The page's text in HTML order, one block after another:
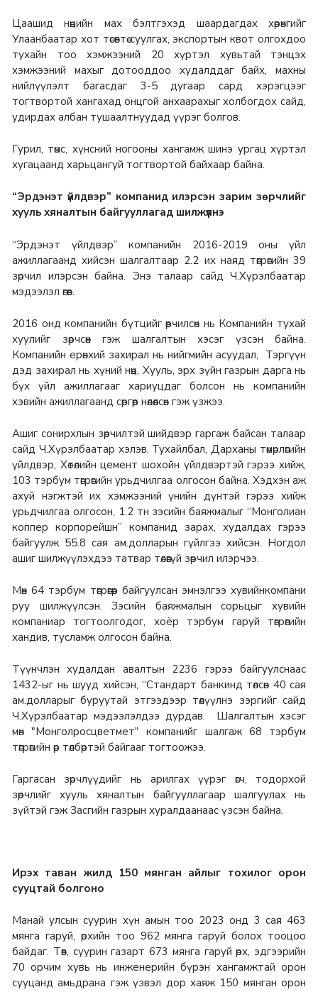
Цаашид нөөцийн мах бэлтгэхэд шаардагдах хөрөнгийг
Улаанбаатар хот төсөвтөө суулгах, экспортын квот олгохдоо
тухайн тоо хэмжээний 20 хүртэл хувьтай тэнцэх
хэмжээний махыг дотооддоо худалддаг байх, махны
нийлүүлэлт багасдаг 3-5 дугаар сард хэрэгцээг
тогтвортой хангахад онцгой анхаарахыг холбогдох сайд,
удирдах албан тушаалтнуудад үүрэг болгов.
Гурил, төмс, хүнсний ногооны хангамж шинэ ургац хүртэл
хугацаанд харьцангуй тогтвортой байхаар байна.
“Эрдэнэт үйлдвэр” компанид илэрсэн зарим зөрчлийг
хууль хяналтын байгууллагад шилжүүлнэ
“Эрдэнэт үйлдвэр” компанийн 2016-2019 оны үйл
ажиллагаанд хийсэн шалгалтаар 2.2 их наяд төгрөгийн 39
зөрчил илэрсэн байна. Энэ талаар сайд Ч.Хүрэлбаатар
мэдээлэл өгөв.
2016 онд компанийн бүтцийг өөрчилсөн нь Компанийн тухай
хуулийг зөрчсөн гэж шалгалтын хэсэг үзсэн байна.
Компанийн ерөнхий захирал нь нийгмийн асуудал, Тэргүүн
дэд захирал нь хүний нөөц, Хууль, эрх зүйн газрын дарга нь
бүх үйл ажиллагааг хариуцдаг болсон нь компанийн
хэвийн ажиллагаанд сөргөөр нөлөөлсөн гэж үзжээ.
Ашиг сонирхлын зөрчилтэй шийдвэр гаргаж байсан талаар
сайд Ч.Хүрэлбаатар хэлэв. Тухайлбал, Дарханы төмөрлөгийн
үйлдвэр, Хөтөлийн цемент шохойн үйлдвэртэй гэрээ хийж,
103 тэрбум төгрөгийн урьдчилгаа олгосон байна. Хэдхэн аж
ахуй нэгжтэй их хэмжээний үнийн дүнтэй гэрээ хийж
урьдчилгаа олгосон, 1.2 тн зэсийн баяжмалыг “Монголиан
коппер корпорейшн” компанид зарах, худалдах гэрээ
байгуулж 55.8 сая ам.долларын гүйлгээ хийсэн. Ногдол
ашиг шилжүүлэхдээ татвар төлөөгүй зөрчил илэрчээ.
Мөн 64 тэрбум төгрөгөөр байгуулсан эмнэлгээ хувийнкомпани
руу шилжүүлсэн. Зэсийн баяжмалын сорьцыг хувийн
компаниар тогтоолгодог, хоёр тэрбум гаруй төгрөгийн
хандив, тусламж олгосон байна.
Түүнчлэн худалдан авалтын 2236 гэрээ байгуулснаас
1432-ыг нь шууд хийсэн, “Стандарт банкинд төлсөн 40 сая
ам.долларыг буруутай этгээдээр төлүүлнэ зэргийг сайд
Ч.Хүрэлбаатар мэдээлэлдээ дурдав. Шалгалтын хэсэг
мөн "Монголросцветмет" компанийг шалгаж 68 тэрбум
төгрөгийн өр төлбөртэй байгааг тогтоожээ.
Гаргасан зөрчлүүдийг нь арилгах үүрэг өгч, тодорхой
зөрчлийг хууль хяналтын байгууллагаар шалгуулах нь
зүйтэй гэж Засгийн газрын хуралдаанаас үзсэн байна.
Ирэх таван жилд 150 мянган айлыг тохилог орон
сууцтай болгоно
Манай улсын суурин хүн амын тоо 2023 онд 3 сая 463
мянга гаруй, өрхийн тоо 962 мянга гаруй болох тооцоо
байдаг. Төв, суурин газарт 673 мянга гаруй өрх, эдгээрийн
70 орчим хувь нь инженерийн бүрэн хангамжтай орон
сууцанд амьдрана гэж үзвэл дор хаяж 150 мянган орон